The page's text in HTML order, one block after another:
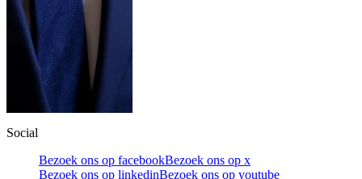
Social
Bezoek ons op facebookBezoek ons op x
Bezoek ons op linkedinBezoek ons op youtube